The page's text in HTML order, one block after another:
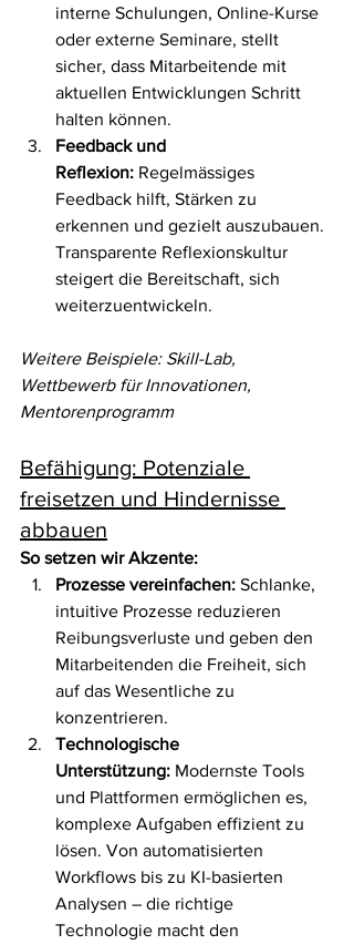
interne Schulungen, Online-Kurse
oder externe Seminare, stellt
sicher, dass Mitarbeitende mit
aktuellen Entwicklungen Schritt
halten können.
Feedback und
Reflexion: Regelmässiges
Feedback hilft, Stärken zu
erkennen und gezielt auszubauen.
Transparente Reflexionskultur
steigert die Bereitschaft, sich
weiterzuentwickeln.
Weitere Beispiele: Skill-Lab,
Wettbewerb für Innovationen,
Mentorenprogramm
Befähigung: Potenziale
freisetzen und Hindernisse
abbauen
So setzen wir Akzente:
Prozesse vereinfachen: Schlanke,
intuitive Prozesse reduzieren
Reibungsverluste und geben den
Mitarbeitenden die Freiheit, sich
auf das Wesentliche zu
konzentrieren.
Technologische
Unterstützung: Modernste Tools
und Plattformen ermöglichen es,
komplexe Aufgaben effizient zu
lösen. Von automatisierten
Workflows bis zu KI-basierten
Analysen – die richtige
Technologie macht den